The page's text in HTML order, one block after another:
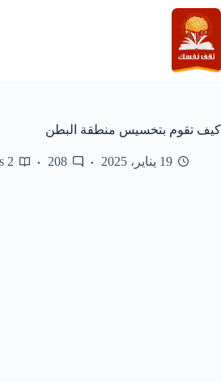
التجاوز
إلى
المحتوى
كيف تقوم بتخسيس منطقة البطن
19 يناير، 2025 208
2 mins